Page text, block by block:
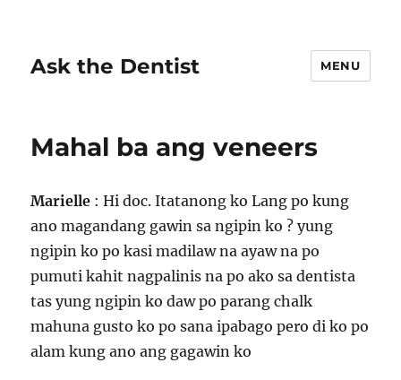
Ask the Dentist MENU
Mahal ba ang veneers
Marielle : Hi doc. Itatanong ko Lang po kung
ano magandang gawin sa ngipin ko ? yung
ngipin ko po kasi madilaw na ayaw na po
pumuti kahit nagpalinis na po ako sa dentista
tas yung ngipin ko daw po parang chalk
mahuna gusto ko po sana ipabago pero di ko po
alam kung ano ang gagawin ko